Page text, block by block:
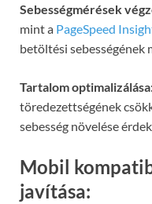
Sebességmérések
mint a PageSpeed
betöltési sebességének
Tartalom
töredezettségének
sebesség növelése
Mobil
javítása: